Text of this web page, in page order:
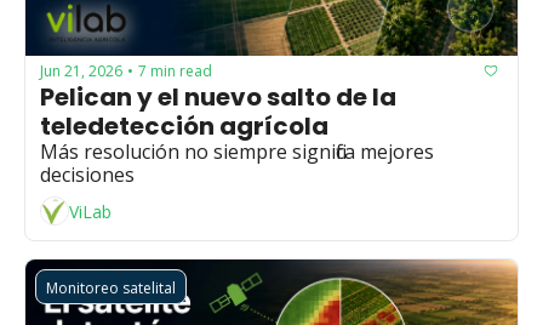
Jun 21, 2026 • 7 min read
Pelican y el nuevo salto de la
teledetección agrícola
Más resolución no siempre significa mejores
decisiones
ViLab
Monitoreo satelital